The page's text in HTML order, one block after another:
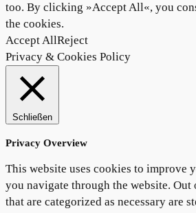
too. By clicking »Accept All«, you
the cookies.
Accept AllReject
Privacy & Cookies Policy
Schließen
Privacy Overview
This website uses cookies to improve
you navigate through the website. Out
that are categorized as necessary are